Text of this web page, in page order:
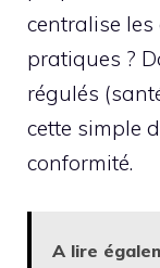
centralise les
pratiques ?
régulés
cette simple
conformité.
A lire